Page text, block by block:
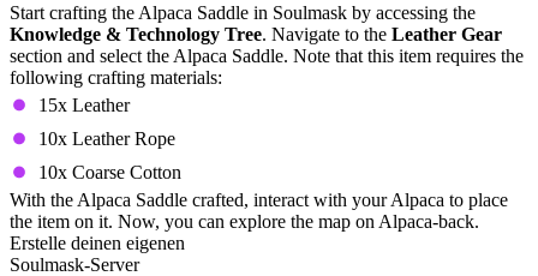
Start crafting the Alpaca Saddle in Soulmask by accessing the
Knowledge & Technology Tree. Navigate to the Leather Gear
section and select the Alpaca Saddle. Note that this item requires the
following crafting materials:
15x Leather
10x Leather Rope
10x Coarse Cotton
With the Alpaca Saddle crafted, interact with your Alpaca to place
the item on it. Now, you can explore the map on Alpaca-back.
Erstelle deinen eigenen
Soulmask-Server